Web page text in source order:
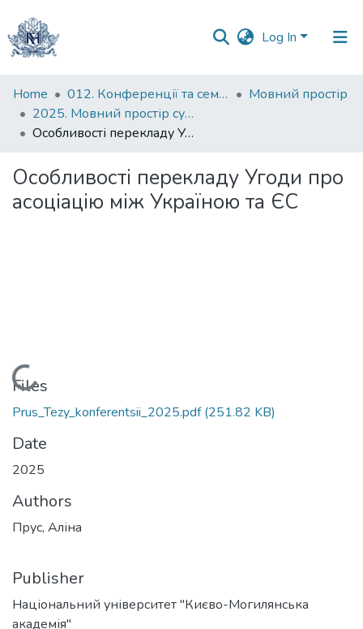
Log In
Communities
&
Collections
Statistics
Home 012. Конференції та семінари НаУКМА
Мовний простір
2025. Мовний простір сучасного світу : тези доповідей ІХ Всеукраїнської науково-практичної конференції студентів, аспірантів і молодих учених, 30 травня 2025 р.
Особливості перекладу Угоди про асоціацію між Україною та ЄС
Особливості перекладу Угоди про
асоціацію між Україною та ЄС
Loading...
Files
Prus_Tezy_konferentsii_2025.pdf(251.82 KB)
Date
2025
Authors
Прус, Аліна
Publisher
Національний університет "Києво-Могилянська
академія"